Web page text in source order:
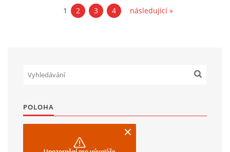
1 2 3 4 následující »
POLOHA